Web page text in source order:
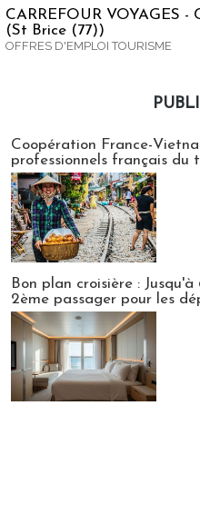
CARREFOUR VOYAGES -
(St Brice (77))
OFFRES D'EMPLOI TOURISME
Coopération France-
professionnels français du
Bon plan croisière :
2ème passager pour les